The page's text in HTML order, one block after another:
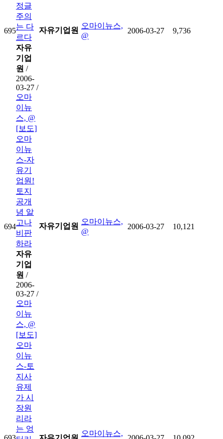
695
정글
주의
는 다
르다
자유
기업
원 /
2006-
03-27 /
오마
이뉴
스, @
자유기업원
오마이뉴스,
@
2006-03-27 9,736
694
[보도]
오마
이뉴
스-자
유기
업원!
토지
공개
념 알
고나
비판
하라
자유
기업
원 /
2006-
03-27 /
오마
이뉴
스, @
자유기업원
오마이뉴스,
@
2006-03-27 10,121
[보도]
오마
이뉴
스-토
지사
유제
가 시
장원
리라
는 엉
오마이뉴스,